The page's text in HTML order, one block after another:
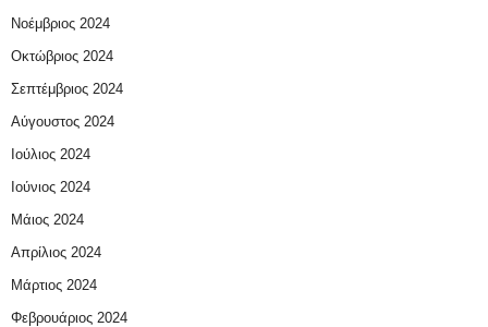
Νοέμβριος 2024
Οκτώβριος 2024
Σεπτέμβριος 2024
Αύγουστος 2024
Ιούλιος 2024
Ιούνιος 2024
Μάιος 2024
Απρίλιος 2024
Μάρτιος 2024
Φεβρουάριος 2024